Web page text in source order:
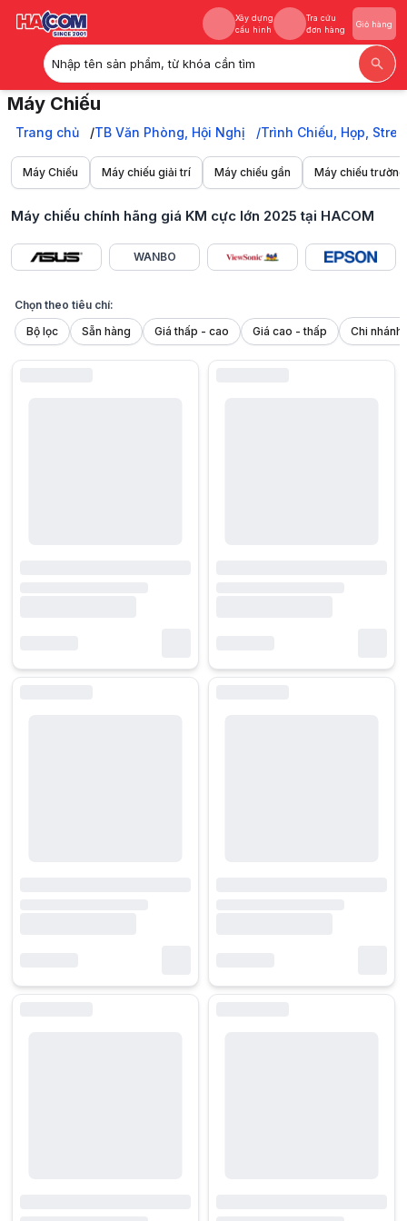
Xây dựng
cấu hình
Tra cứu
đơn hàng
Giỏ hàng
Nhập tên sản phẩm, từ khóa cần tìm
Xây dựng
Tra cứu
Máy Chiếu
Săn máy chiếu chính hãng Epson, Sony, Optoma, Panasonic tại
Trang chủ
Trình Chiếu, Họp, Stream
Máy Chiếu & Phụ Kiện
Trang chủ TB Văn Phòng, Hội Nghị Trình Chiếu, Họp,
Máy Chiếu Máy chiếu giải trí Máy chiếu gần Máy chiếu
Máy chiếu chính hãng giá KM cực lớn 2025 tại HACOM
WANBO
Chọn theo tiêu chí:
Bộ lọc
Sẵn hàng Giá thấp - cao Giá cao - thấp